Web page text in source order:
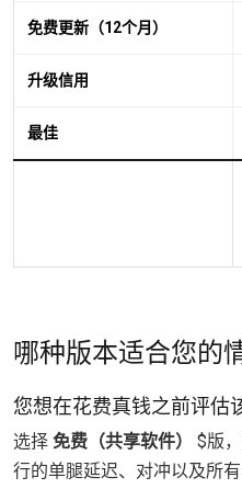
免费更新（12个月）
升级信用
最佳
哪种版本适合您的
您想在花费真钱之前评估
选择 免费（共享软件）
$版
行的单腿延迟、对冲以及所